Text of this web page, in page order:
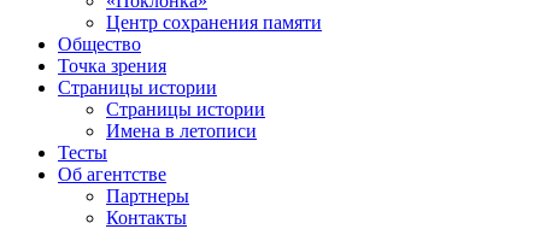
Центр сохранения памяти
Общество
Точка зрения
Страницы истории
Страницы истории
Имена в летописи
Тесты
Об агентстве
Партнеры
Контакты